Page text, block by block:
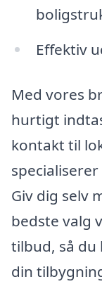
Effektiv
Med vores
hurtigt
kontakt til
Giv dig selv
bedste valg
tilbud, så du
din